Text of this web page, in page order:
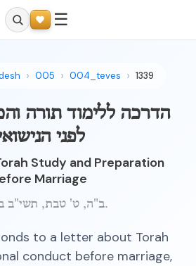
☰
005 004_teves 1339
הדרכה ללימוד תורה
לפני
Study and Preparation
Marriage
ב"ה, ט' טבת, תשי"ב ברוקלין.
to a letter about Torah
conduct before marriage,